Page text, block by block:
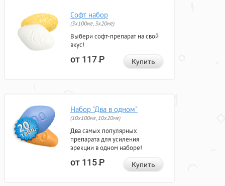
Софт набор
(3x100мг, 3x20мг)
Выбери софт-препарат на свой
вкус!
от 117Р Купить
Набор "Два в одном"
(10x100мг, 10x20мг)
Два самых популярных
препарата для усиления
эрекции в одном наборе!
от 115Р Купить